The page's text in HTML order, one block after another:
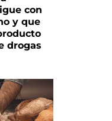
con
y que
drogas